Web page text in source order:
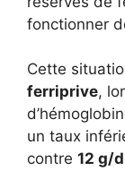
fonctionner
Cette
ferriprive,
un taux
contre 12 g/